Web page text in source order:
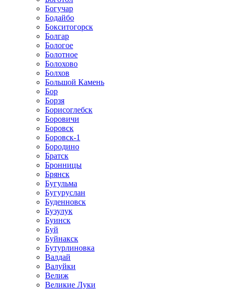
Богучар
Бодайбо
Бокситогорск
Болгар
Бологое
Болотное
Болохово
Болхов
Большой Камень
Бор
Борзя
Борисоглебск
Боровичи
Боровск
Боровск-1
Бородино
Братск
Бронницы
Брянск
Бугульма
Бугуруслан
Буденновск
Бузулук
Буинск
Буй
Буйнакск
Бутурлиновка
Валдай
Валуйки
Велиж
Великие Луки